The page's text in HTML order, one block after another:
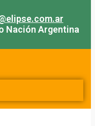
Nación Argentina